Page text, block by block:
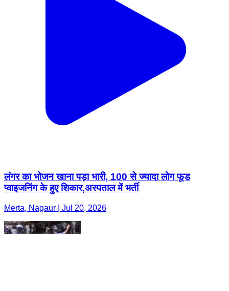
लंगर का भोजन खाना पड़ा भारी, 100 से ज्यादा लोग फूड
प्वाइजनिंग के हुए शिकार,अस्पताल में भर्ती
Merta, Nagaur | Jul 20, 2026